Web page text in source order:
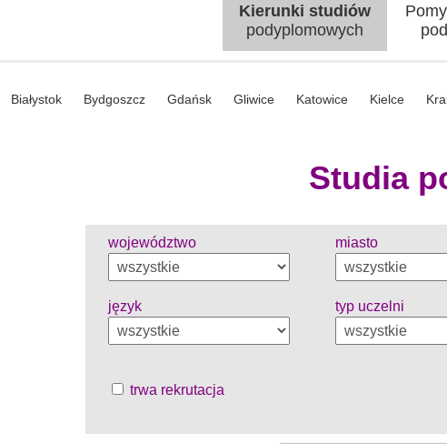
Kierunki studiów
podyplomowych
Białystok Bydgoszcz Gdańsk Gliwice Katowice Kielce
Studia
województwo miasto
język typ uczelni
trwa rekrutacja